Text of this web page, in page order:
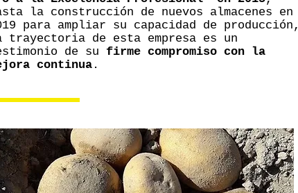
la construcción de nuevos almacenes en
para ampliar su capacidad de producción,
trayectoria de esta empresa es un
de su firme compromiso con la
continua .